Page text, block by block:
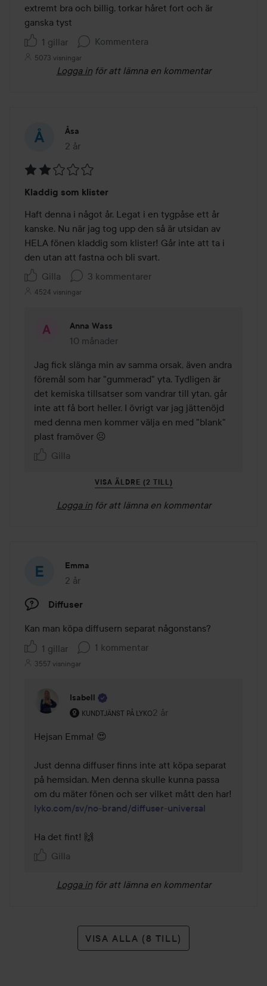
av
5
extremt bra och billig, torkar håret fort och är
ganska tyst
1 gillar
Kommentera
5073 visningar
Logga in för att lämna en kommentar
Åsa
2 år
Inlägget skapades 2 år
2
av
5
Kladdig som klister
Haft denna i något år. Legat i en tygpåse ett år
kanske. Nu när jag tog upp den så är utsidan av
HELA fönen kladdig som klister! Går inte att ta i
den utan att fastna och bli svart.
Gilla
3 kommentarer
4524 visningar
Anna Wass
10 månader
Kommentaren lades 10 månader
Jag fick slänga min av samma orsak, även andra
föremål som har "gummerad" yta. Tydligen är
det kemiska tillsatser som vandrar till ytan, går
inte att få bort heller. I övrigt var jag jättenöjd
med denna men kommer välja en med "blank"
plast framöver ☹️
Gilla
VISA ÄLDRE (2 TILL)
Logga in för att lämna en kommentar
Emma
2 år
Inlägget skapades 2 år
Diffuser
Kan man köpa diffusern separat någonstans?
1 gillar
1 kommentar
3557 visningar
Isabell
KUNDTJÄNST PÅ LYKO
Användarens roll: Kundtjänst på Lyko.
2 år
Kommentaren lades 2 år
Hejsan Emma! 😍
Just denna diffuser finns inte att köpa separat
på hemsidan. Men denna skulle kunna passa
lyko.com/sv/no-brand/diffuser-universal
Ha det fint! 🙌
Gilla
Logga in för att lämna en kommentar
VISA ALLA (8 TILL)